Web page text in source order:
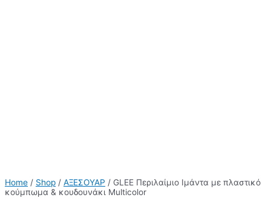
Home / Shop / ΑΞΕΣΟΥΑΡ / GLEE Περιλαίμιο Ιμάντα με πλαστικό
κούμπωμα & κουδουνάκι Multicolor